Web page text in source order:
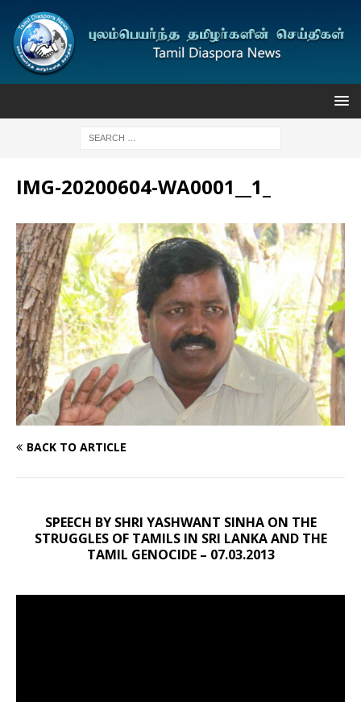
IMG-20200604-WA0001__1_
BACK TO ARTICLE
SPEECH BY SHRI YASHWANT SINHA ON THE
STRUGGLES OF TAMILS IN SRI LANKA AND THE
TAMIL GENOCIDE – 07.03.2013